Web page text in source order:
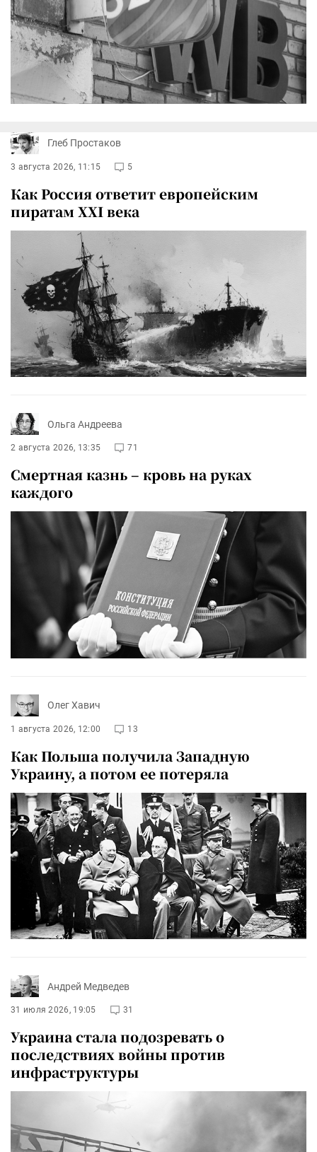
Глеб Простаков
3 августа 2026, 11:15 5
Как Россия ответит европейским
пиратам XXI века
Ольга Андреева
2 августа 2026, 13:35 71
Смертная казнь – кровь на руках
каждого
Олег Хавич
1 августа 2026, 12:00 13
Как Польша получила Западную
Украину, а потом ее потеряла
Андрей Медведев
31 июля 2026, 19:05 31
Украина стала подозревать о
последствиях войны против
инфраструктуры